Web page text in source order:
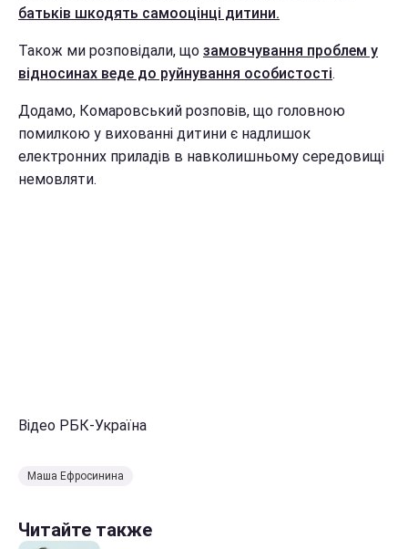
батьків шкодять самооцінці дитини.
Також ми розповідали, що замовчування проблем у
відносинах веде до руйнування особистості.
Додамо, Комаровський розповів, що головною
помилкою у вихованні дитини є надлишок
електронних приладів в навколишньому середовищі
немовляти.
Відео РБК-Україна
Маша Ефросинина
Читайте также